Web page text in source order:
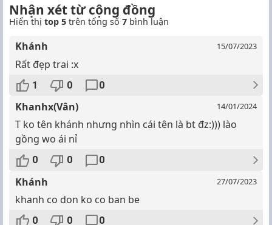
Nhận xét từ cộng đồng
Hiển thị top 5 trên tổng số 7 bình luận
Khánh 15/07/2023
Rất đẹp trai :x
1 0 0
Khanhx(Vân) 14/01/2024
T ko tên khánh nhưng nhìn cái tên là bt đz:))) lào
gồng wo ái nỉ
0 0 0
Khánh 27/07/2023
khanh co don ko co ban be
0 0 0